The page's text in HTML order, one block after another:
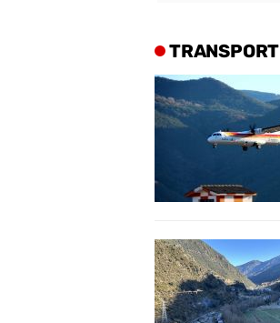
TRANSPORT